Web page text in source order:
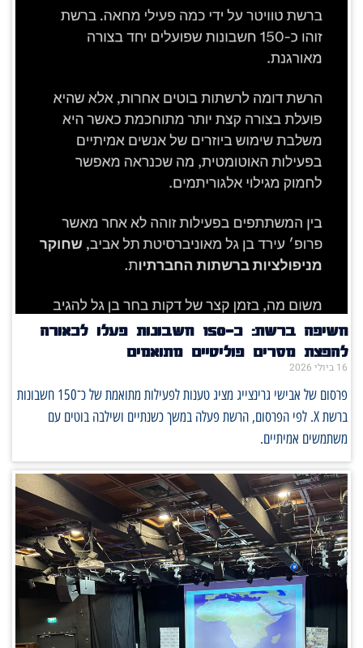
חשיפה ברשת: כ־150 חשבונות פעלו לכאורה
להפצת מסרים פוליטיים מתואמים
16 ביולי 2026
פרסום של אבישי גרינצייג מציג טענות לפעילות מתואמת של כ־150 חשבונות
ברשת X. לפי הפרסום, הרשת פעלה במשך כשנתיים ושילבה בוטים עם
משתמשים אמיתיים.